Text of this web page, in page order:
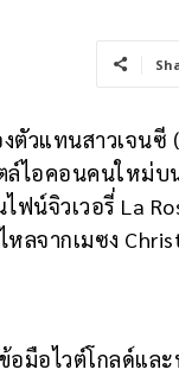
วแทนสาวเจนซี
ล์ไอคอนคนใหม่
ฟน์จิวเวอรี่ La
ลจากเมซง
มือไวต์โกลด์แล